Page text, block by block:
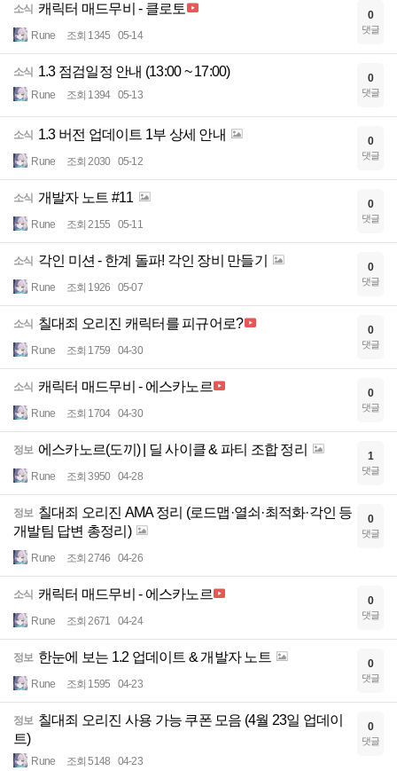
소식 캐릭터 매드무비 - 클로토
Rune 조회 1345 05-14
0
댓글
소식 1.3 점검일정 안내 (13:00 ~ 17:00)
Rune 조회 1394 05-13
0
댓글
소식 1.3 버전 업데이트 1부 상세 안내
Rune 조회 2030 05-12
0
댓글
소식 개발자 노트 #11
Rune 조회 2155 05-11
0
댓글
소식 각인 미션 - 한계 돌파! 각인 장비 만들기
Rune 조회 1926 05-07
0
댓글
소식 칠대죄 오리진 캐릭터를 피규어로?
Rune 조회 1759 04-30
0
댓글
소식 캐릭터 매드무비 - 에스카노르
Rune 조회 1704 04-30
0
댓글
정보 에스카노르(도끼) | 딜 사이클 & 파티 조합 정리
Rune 조회 3950 04-28
1
댓글
정보 칠대죄 오리진 AMA 정리 (로드맵·열쇠·최적화·각인 등
개발팀 답변 총정리)
Rune 조회 2746 04-26
0
댓글
소식 캐릭터 매드무비 - 에스카노르
Rune 조회 2671 04-24
0
댓글
정보 한눈에 보는 1.2 업데이트 & 개발자 노트
Rune 조회 1595 04-23
0
댓글
정보 칠대죄 오리진 사용 가능 쿠폰 모음 (4월 23일 업데이
트)
Rune 조회 5148 04-23
0
댓글